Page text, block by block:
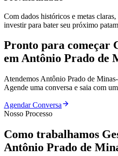
Com dados históricos e metas
investir para bater seu próximo
Pronto para começar
emAntônio Prado de
Atendemos Antônio Prado de Minas-
Agende uma conversa e saia com
Agendar Conversa
Nosso Processo
Como trabalhamos
Antônio Prado de